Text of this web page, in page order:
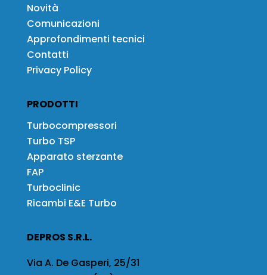
Novità
Comunicazioni
Approfondimenti tecnici
Contatti
Privacy Policy
PRODOTTI
Turbocompressori
Turbo TSP
Apparato sterzante
FAP
Turboclinic
Ricambi E&E Turbo
DEPROS S.R.L.
Via A. De Gasperi, 25/31